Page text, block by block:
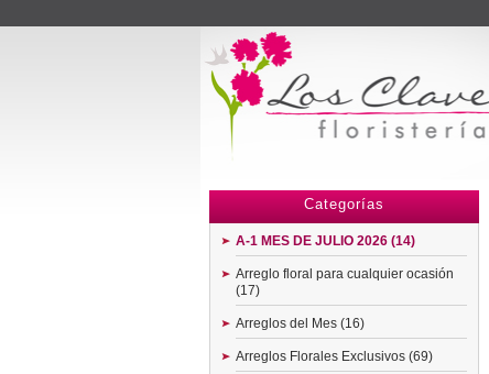
Categorías
A-1 MES DE JULIO 2026 (14)
Arreglo floral para cualquier ocasión
(17)
Arreglos del Mes (16)
Arreglos Florales Exclusivos (69)